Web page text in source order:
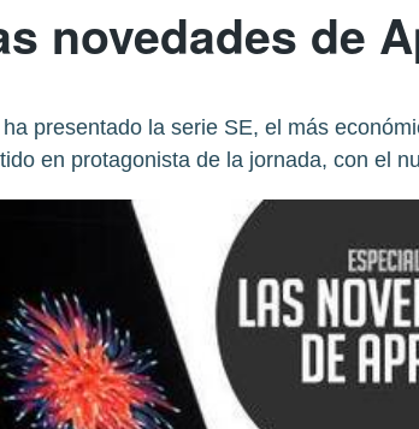
novedades de
presentado la serie SE, el más
en protagonista de la jornada, con el